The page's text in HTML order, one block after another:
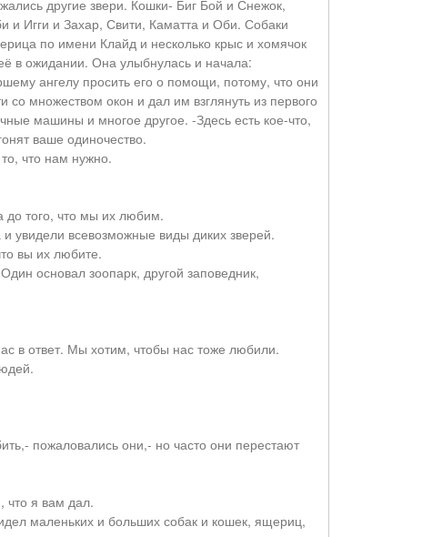
другие звери. Кошки- Биг Бой и Снежок,
Игги и Захар, Свити, Каматта и Оби. Собаки
по имени Клайд и несколько крыс и хомячок
в ожидании. Она улыбнулась и начала:
ангелу просить его о помощи, потому, что они
множеством окон и дал им взглянуть из первого
машины и многое другое. -Здесь есть кое-что,
ваше одиночество.
что нам нужно.
того, что мы их любим.
увидели всевозможные виды диких зверей.
вы их любите.
основал зоопарк, другой заповедник,
в ответ. Мы хотим, чтобы нас тоже любили.
пожаловались они,- но часто они перестают
я вам дал.
маленьких и больших собак и кошек, ящериц,